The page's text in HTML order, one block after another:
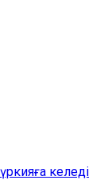
келеді